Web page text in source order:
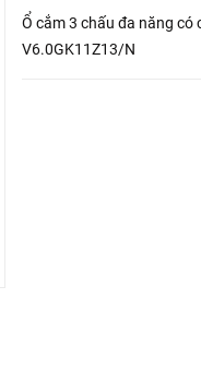
Ổ cắm 3 chấu đa năng có
V6.0GK11Z13/N